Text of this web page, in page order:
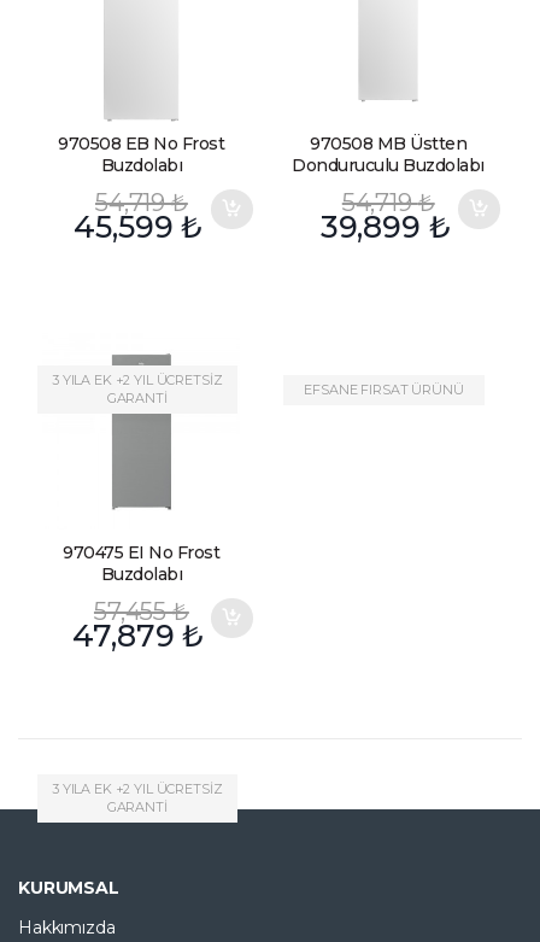
970508 EB No Frost
Buzdolabı
54,719₺
45,599₺
3 YILA EK +2 YIL ÜCRETSİZ
GARANTİ
970508 MB Üstten
Donduruculu Buzdolabı
54,719₺
39,899 ₺
EFSANE FIRSAT ÜRÜNÜ
970475 EI No Frost
Buzdolabı
57,455₺
47,879₺
3 YILA EK +2 YIL ÜCRETSİZ
GARANTİ
KURUMSAL
Hakkımızda